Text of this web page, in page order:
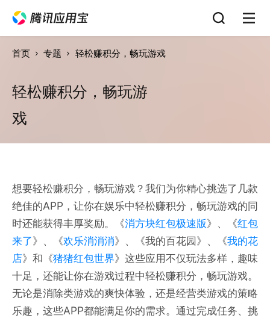
首页 专题 轻松赚积分，畅玩游戏
轻松赚积分，畅玩游
戏
想要轻松赚积分，畅玩游戏？我们为你精心挑选了几款
绝佳的APP，让你在娱乐中轻松赚积分，畅玩游戏的同
时还能获得丰厚奖励。《消方块红包极速版》、《红包
来了》、《欢乐消消消》、《我的百花园》、《我的花
店》和《猪猪红包世界》这些应用不仅玩法多样，趣味
十足，还能让你在游戏过程中轻松赚积分，畅玩游戏。
无论是消除类游戏的爽快体验，还是经营类游戏的策略
乐趣，这些APP都能满足你的需求。通过完成任务、挑